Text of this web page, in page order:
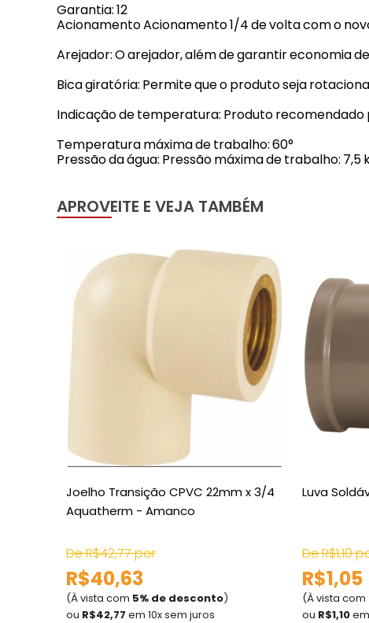
Garantia: 12
Acionamento Acionamento 1/4 de volta com o
Arejador: O arejador, além de garantir economia
Bica giratória: Permite que o produto seja
Indicação de temperatura: Produto recomendado
Temperatura máxima de trabalho: 60°
Pressão da água: Pressão máxima de trabalho: 7,5
APROVEITE E VEJA TAMBÉM
Joelho Transição CPVC 22mm x 3/4
Aquatherm - Amanco
De R$42,77 por
R$40,63
(À vista com 5% de desconto)
ou R$42,77 em 10x sem juros
Luva
De R$1,10
R$1,05
(À vista com
ou R$1,10